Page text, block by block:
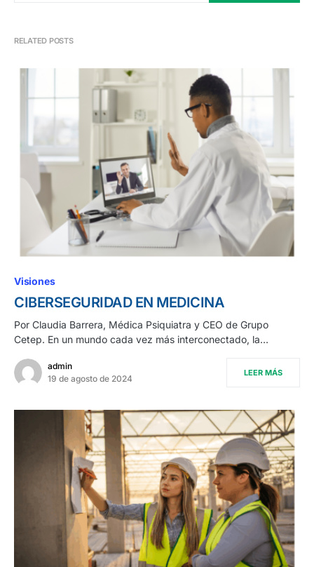
RELATED POSTS
Visiones
CIBERSEGURIDAD EN MEDICINA
Por Claudia Barrera, Médica Psiquiatra y CEO de Grupo
Cetep. En un mundo cada vez más interconectado, la…
admin
19 de agosto de 2024
LEER MÁS